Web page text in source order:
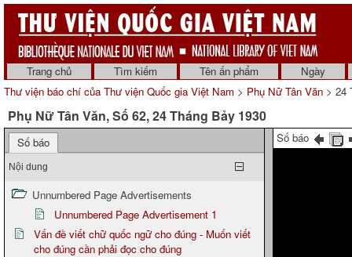
Trang chủ Tìm kiếm Tên ấn phẩm
Ngày
Thư viện báo chí của Thư viện Quốc gia Việt Nam > Phụ Nữ Tân Văn > 24
Phụ Nữ Tân Văn, Số 62, 24 Tháng Bảy 1930
Số báo
Nội dung
Unnumbered Page Advertisements
Unnumbered Page Advertisement 1
Vấn đề viết chữ quốc ngữ cho đúng - Muốn viết
cho đúng cần phải đọc cho đúng
Số báo